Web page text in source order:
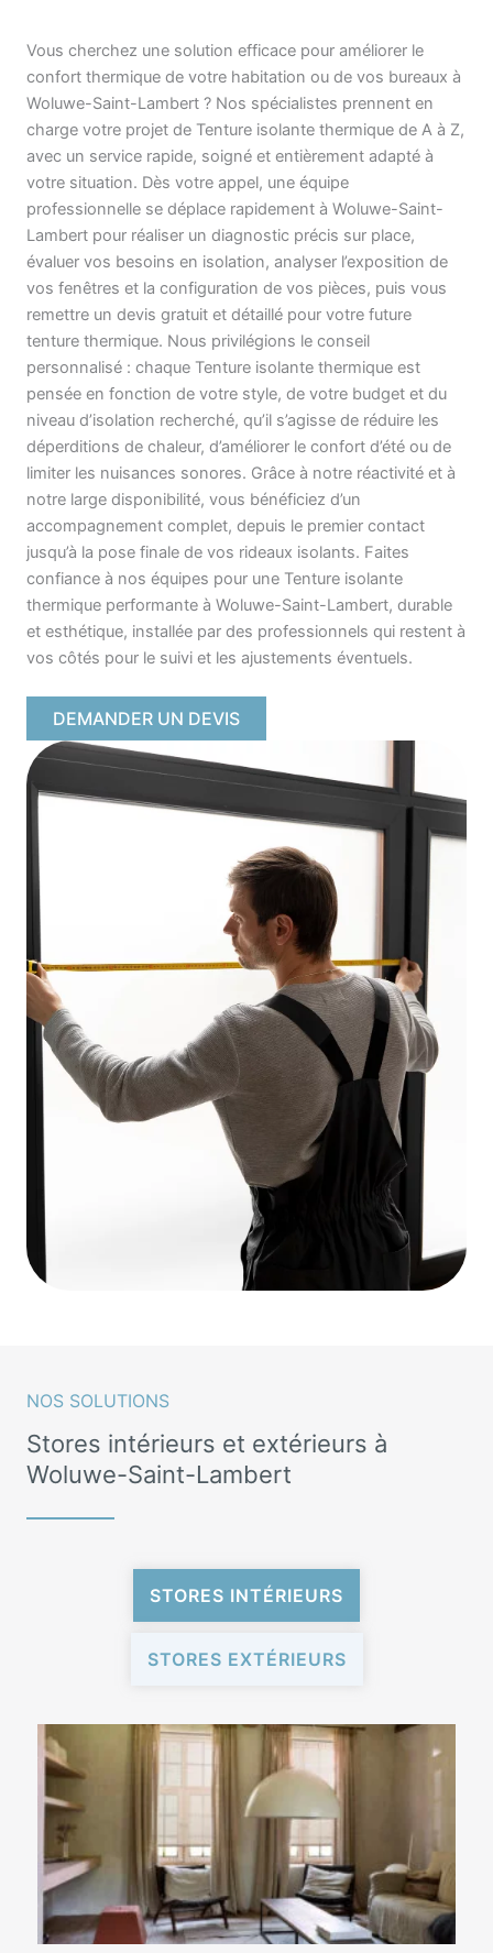
Vous cherchez une solution efficace pour améliorer le
confort thermique de votre habitation ou de vos bureaux à
Woluwe-Saint-Lambert ? Nos spécialistes prennent en
charge votre projet de Tenture isolante thermique de A à Z,
avec un service rapide, soigné et entièrement adapté à
votre situation. Dès votre appel, une équipe
professionnelle se déplace rapidement à Woluwe-Saint-
Lambert pour réaliser un diagnostic précis sur place,
évaluer vos besoins en isolation, analyser l’exposition de
vos fenêtres et la configuration de vos pièces, puis vous
remettre un devis gratuit et détaillé pour votre future
tenture thermique. Nous privilégions le conseil
personnalisé : chaque Tenture isolante thermique est
pensée en fonction de votre style, de votre budget et du
niveau d’isolation recherché, qu’il s’agisse de réduire les
déperditions de chaleur, d’améliorer le confort d’été ou de
limiter les nuisances sonores. Grâce à notre réactivité et à
notre large disponibilité, vous bénéficiez d’un
accompagnement complet, depuis le premier contact
jusqu’à la pose finale de vos rideaux isolants. Faites
confiance à nos équipes pour une Tenture isolante
thermique performante à Woluwe-Saint-Lambert, durable
et esthétique, installée par des professionnels qui restent à
vos côtés pour le suivi et les ajustements éventuels.
DEMANDER UN DEVIS
NOS SOLUTIONS
Stores intérieurs et extérieurs à
Woluwe-Saint-Lambert
STORES INTÉRIEURS
STORES EXTÉRIEURS